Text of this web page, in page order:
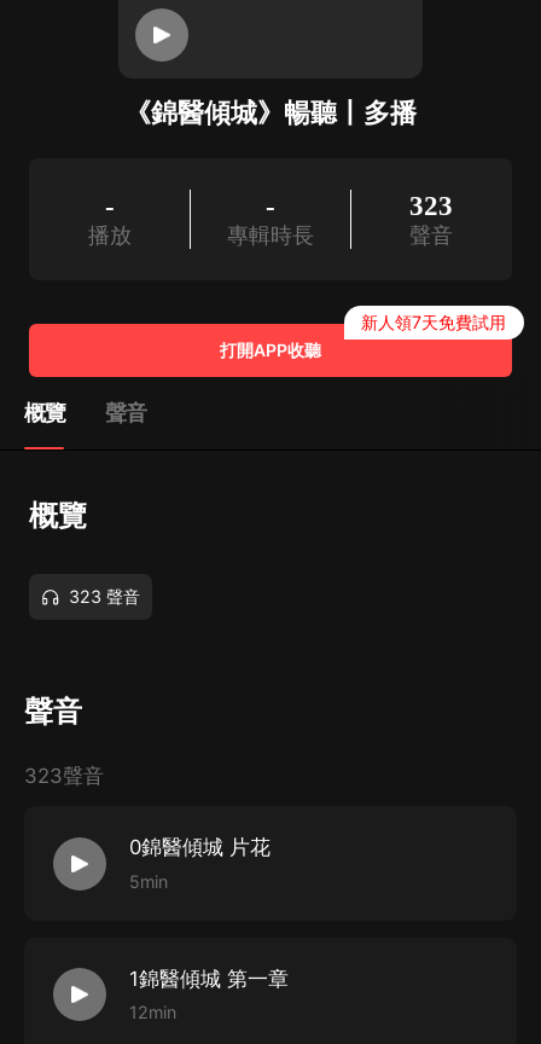
《錦醫傾城》暢聽丨多播
-
播放
-
專輯時長
323
聲音
打開APP收聽
新人領7天免費試用
概覽 聲音
概覽
323 聲音
聲音
323聲音
0錦醫傾城 片花
5min
1錦醫傾城 第一章
12min